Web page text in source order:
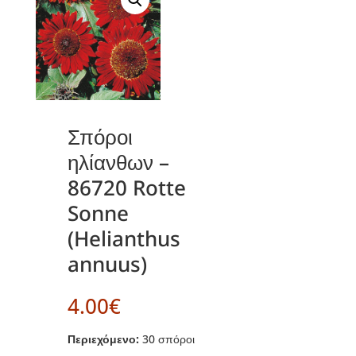
Σπόροι
ηλίανθων –
86720 Rotte
Sonne
(Helianthus
annuus)
4.00€
Περιεχόμενο: 30 σπόροι